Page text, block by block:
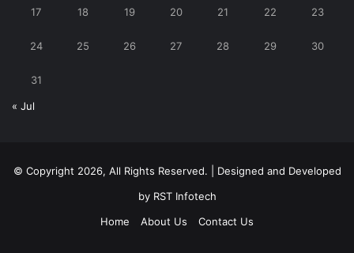
17 18 19 20 21 22 23
24 25 26 27 28 29 30
31
« Jul
© Copyright 2026, All Rights Reserved. | Designed and Developed
byRST Infotech
Home
About Us Contact Us